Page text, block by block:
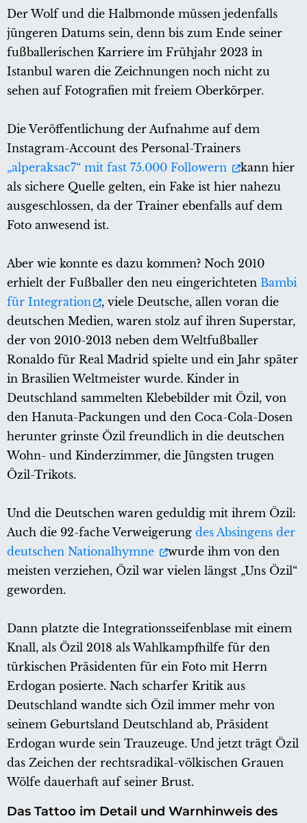
Der Wolf und die Halbmonde müssen jedenfalls
jüngeren Datums sein, denn bis zum Ende seiner
fußballerischen Karriere im Frühjahr 2023 in
Istanbul waren die Zeichnungen noch nicht zu
sehen auf Fotografien mit freiem Oberkörper.
Die Veröffentlichung der Aufnahme auf dem
Instagram-Account des Personal-Trainers
„alperaksac7“ mit fast 75.000 Followern
kann hier
als sichere Quelle gelten, ein Fake ist hier nahezu
ausgeschlossen, da der Trainer ebenfalls auf dem
Foto anwesend ist.
Aber wie konnte es dazu kommen? Noch 2010
erhielt der Fußballer den neu eingerichteten Bambi
für Integration
, viele Deutsche, allen voran die
deutschen Medien, waren stolz auf ihren Superstar,
der von 2010-2013 neben dem Weltfußballer
Ronaldo für Real Madrid spielte und ein Jahr später
in Brasilien Weltmeister wurde. Kinder in
Deutschland sammelten Klebebilder mit Özil, von
den Hanuta-Packungen und den Coca-Cola-Dosen
herunter grinste Özil freundlich in die deutschen
Wohn- und Kinderzimmer, die Jüngsten trugen
Özil-Trikots.
Und die Deutschen waren geduldig mit ihrem Özil:
Auch die 92-fache Verweigerung des Absingens der
deutschen Nationalhymne
wurde ihm von den
meisten verziehen, Özil war vielen längst „Uns Özil“
geworden.
Dann platzte die Integrationsseifenblase mit einem
Knall, als Özil 2018 als Wahlkampfhilfe für den
türkischen Präsidenten für ein Foto mit Herrn
Erdogan posierte. Nach scharfer Kritik aus
Deutschland wandte sich Özil immer mehr von
seinem Geburtsland Deutschland ab, Präsident
Erdogan wurde sein Trauzeuge. Und jetzt trägt Özil
das Zeichen der rechtsradikal-völkischen Grauen
Wölfe dauerhaft auf seiner Brust.
Das Tattoo im Detail und Warnhinweis des